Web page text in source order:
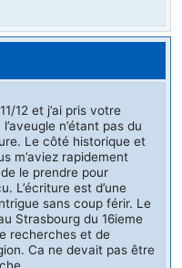
12 et j’ai pris votre
n’étant pas du
Le côté historique et
m’aviez rapidement
le prendre pour
L’écriture est d’une
sans coup férir. Le
Strasbourg du 16ieme
recherches et de
Ca ne devait pas être